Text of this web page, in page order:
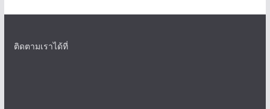
ติดตามเราได้ที่